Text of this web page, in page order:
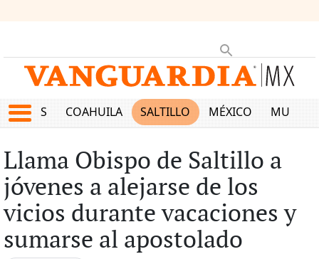
JUEGOS COAHUILA SALTILLO MÉXICO MUNDO
Llama Obispo de Saltillo a
jóvenes a alejarse de los
vicios durante vacaciones y
sumarse al apostolado